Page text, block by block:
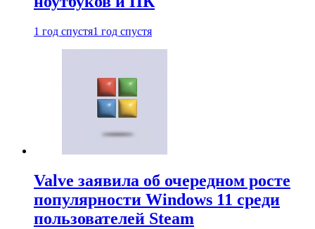
1 год спустя1 год спустя
Valve заявила об очередном росте
популярности Windows 11 среди
пользователей Steam